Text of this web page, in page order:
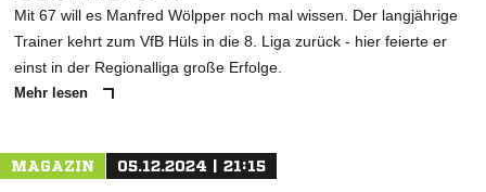
Mit 67 will es Manfred Wölpper noch mal wissen. Der langjährige
Trainer kehrt zum VfB Hüls in die 8. Liga zurück - hier feierte er
einst in der Regionalliga große Erfolge.
Mehr lesen
MAGAZIN 05.12.2024 | 21:15